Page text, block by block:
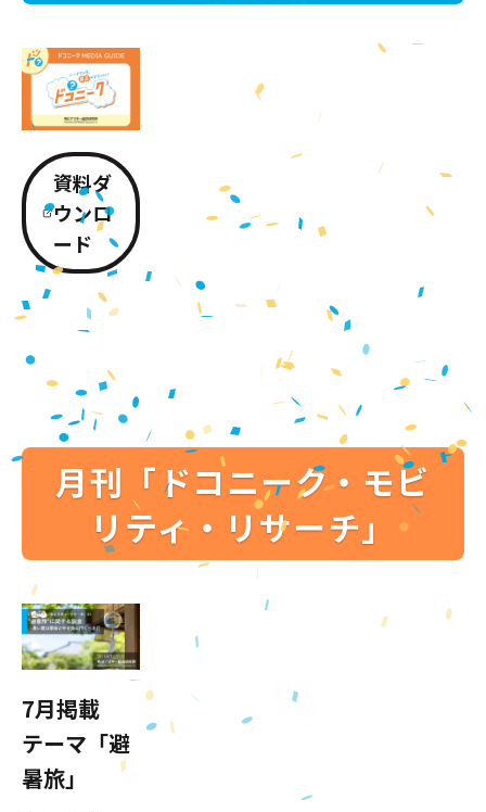
資料ダ
ウンロ
ード
月刊「ドコニーク・モビ
リティ・リサーチ」
7月掲載
テーマ「避
暑旅」